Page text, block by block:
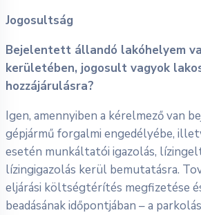
Jogosultság
Bejelentett állandó lakóhelyem
kerületében, jogosult vagyok
hozzájárulásra?
Igen, amennyiben a kérelmező van
gépjármű forgalmi engedélyébe,
esetén munkáltatói igazolás,
lízingigazolás kerül bemutatásra.
eljárási költségtérítés megfizetése
beadásának időpontjában – a